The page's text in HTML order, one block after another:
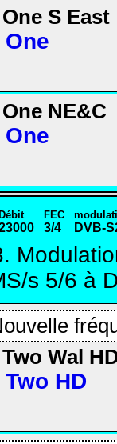
S East
One
NE&C
One
Débit FEC
3/4 DVB-
s 5/6 à
Wal
HD